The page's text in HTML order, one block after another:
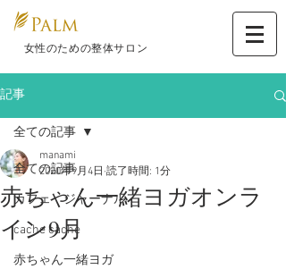
​ 女性のための整体サロン
記事
全ての記事
カフェ ジャーナル
cache cache
赤ちゃん一緒ヨガ
全ての記事
赤ちゃん一緒ヨガオンラ
イン9月
manami
2020年9月4日 読了時間: 1分